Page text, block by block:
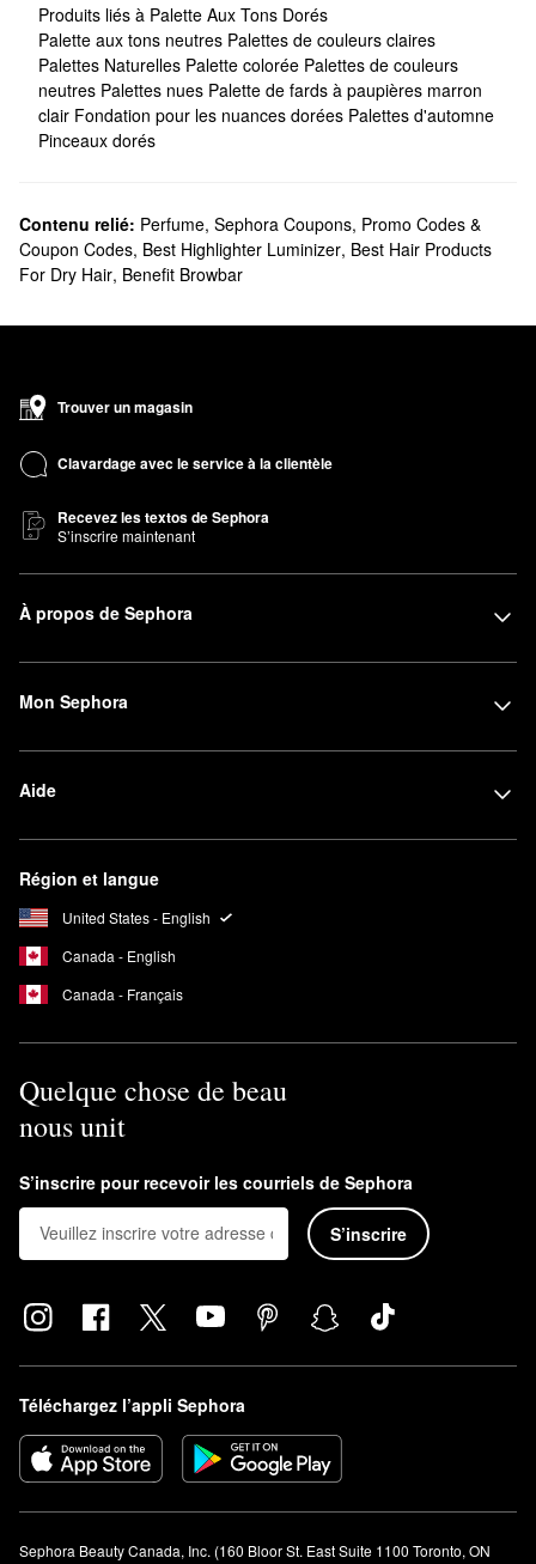
Produits liés à Palette Aux Tons Dorés
Palette aux tons neutres Palettes de couleurs claires
Palettes Naturelles Palette colorée Palettes de couleurs
neutres Palettes nues Palette de fards à paupières marron
clair Fondation pour les nuances dorées Palettes d'automne
Pinceaux dorés
Contenu relié: Perfume, Sephora Coupons, Promo Codes &
Coupon Codes, Best Highlighter Luminizer, Best Hair Products
For Dry Hair, Benefit Browbar
Trouver un magasin
Clavardage avec le service à la clientèle
Recevez les textos de Sephora
S’inscrire maintenant
À propos de Sephora
Mon Sephora
Aide
Région et langue
United States - English
Canada - English
Canada - Français
Quelque chose de beau
nous unit
S’inscrire pour recevoir les courriels de Sephora
S’inscrire
Téléchargez l’appli Sephora
Sephora Beauty Canada, Inc. (160 Bloor St. East Suite 1100 Toronto, ON